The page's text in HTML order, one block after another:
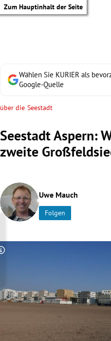
Zum Hauptinhalt der Seite
Untermenü
Untermenü
Untermenü
Wählen Sie KURIER als
Google-Quelle
über die Seestadt
Seestadt Aspern:
zweite
Uwe Mauch
Folgen
Copyright-Hinweis öffnen/